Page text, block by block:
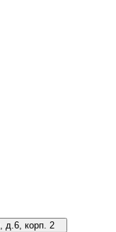
д.6, корп. 2